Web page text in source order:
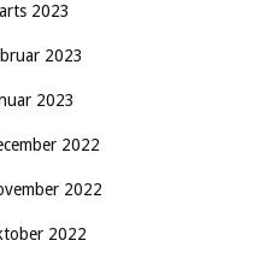
2023
2023
2023
2022
2022
2022